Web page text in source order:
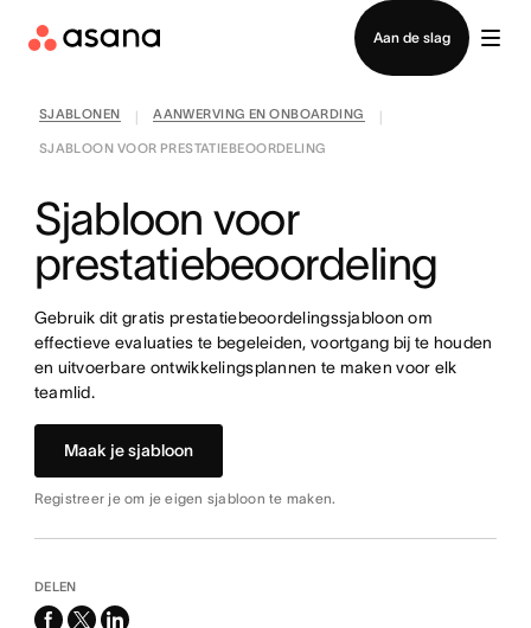
Aan de slag
Contact opnemen met verkoop
SJABLONEN AANWERVING EN ONBOARDING
SJABLOON VOOR PRESTATIEBEOORDELING
Sjabloon voor
prestatiebeoordeling
Gebruik dit gratis prestatiebeoordelingssjabloon om
effectieve evaluaties te begeleiden, voortgang bij te houden
en uitvoerbare ontwikkelingsplannen te maken voor elk
teamlid.
Maak je sjabloon
Registreer je om je eigen sjabloon te maken.
DELEN
facebook
x-
linkedin